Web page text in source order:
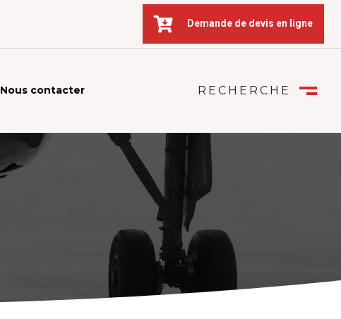
 Demande de devis en ligne
Nous contacter
RECHERCHE